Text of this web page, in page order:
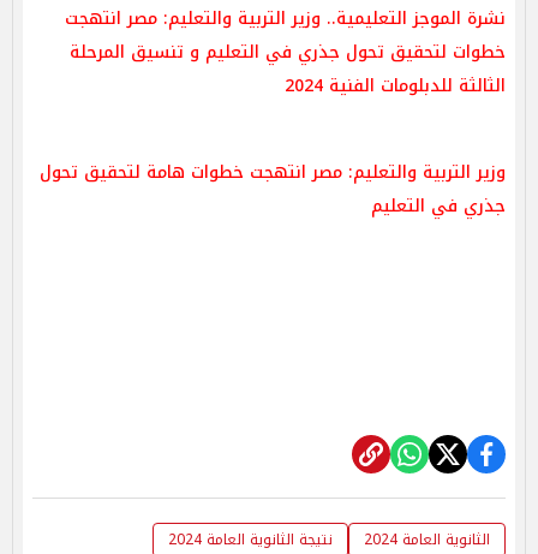
نشرة الموجز التعليمية.. وزير التربية والتعليم: مصر انتهجت
خطوات لتحقيق تحول جذري في التعليم و تنسيق المرحلة
الثالثة للدبلومات الفنية 2024
وزير التربية والتعليم: مصر انتهجت خطوات هامة لتحقيق تحول
جذري في التعليم
الثانوية العامة 2024
نتيجة الثانوية العامة 2024